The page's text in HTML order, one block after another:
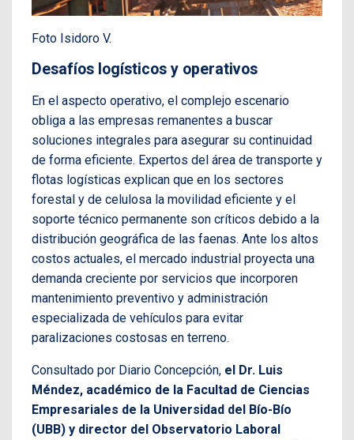
Foto Isidoro V.
Desafíos logísticos y operativos
En el aspecto operativo, el complejo escenario
obliga a las empresas remanentes a buscar
soluciones integrales para asegurar su continuidad
de forma eficiente. Expertos del área de transporte y
flotas logísticas explican que en los sectores
forestal y de celulosa la movilidad eficiente y el
soporte técnico permanente son críticos debido a la
distribución geográfica de las faenas. Ante los altos
costos actuales, el mercado industrial proyecta una
demanda creciente por servicios que incorporen
mantenimiento preventivo y administración
especializada de vehículos para evitar
paralizaciones costosas en terreno.
Consultado por Diario Concepción, el Dr. Luis
Méndez, académico de la Facultad de Ciencias
Empresariales de la Universidad del Bío-Bío
(UBB) y director del Observatorio Laboral